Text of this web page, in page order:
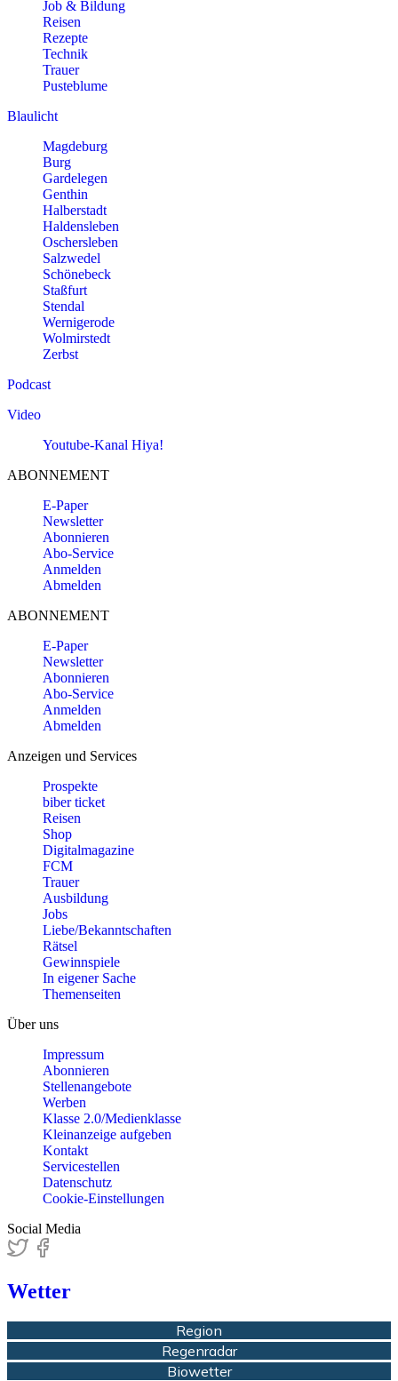
Job & Bildung
Reisen
Rezepte
Technik
Trauer
Pusteblume
Blaulicht
Magdeburg
Burg
Gardelegen
Genthin
Halberstadt
Haldensleben
Oschersleben
Salzwedel
Schönebeck
Staßfurt
Stendal
Wernigerode
Wolmirstedt
Zerbst
Podcast
Video
Youtube-Kanal Hiya!
ABONNEMENT
E-Paper
Newsletter
Abonnieren
Abo-Service
Anmelden
Abmelden
ABONNEMENT
E-Paper
Newsletter
Abonnieren
Abo-Service
Anmelden
Abmelden
Anzeigen und Services
Prospekte
biber ticket
Reisen
Shop
Digitalmagazine
FCM
Trauer
Ausbildung
Jobs
Liebe/Bekanntschaften
Rätsel
Gewinnspiele
In eigener Sache
Themenseiten
Über uns
Impressum
Abonnieren
Stellenangebote
Werben
Klasse 2.0/Medienklasse
Kleinanzeige aufgeben
Kontakt
Servicestellen
Datenschutz
Cookie-Einstellungen
Social Media
Wetter
Region
Regenradar
Biowetter